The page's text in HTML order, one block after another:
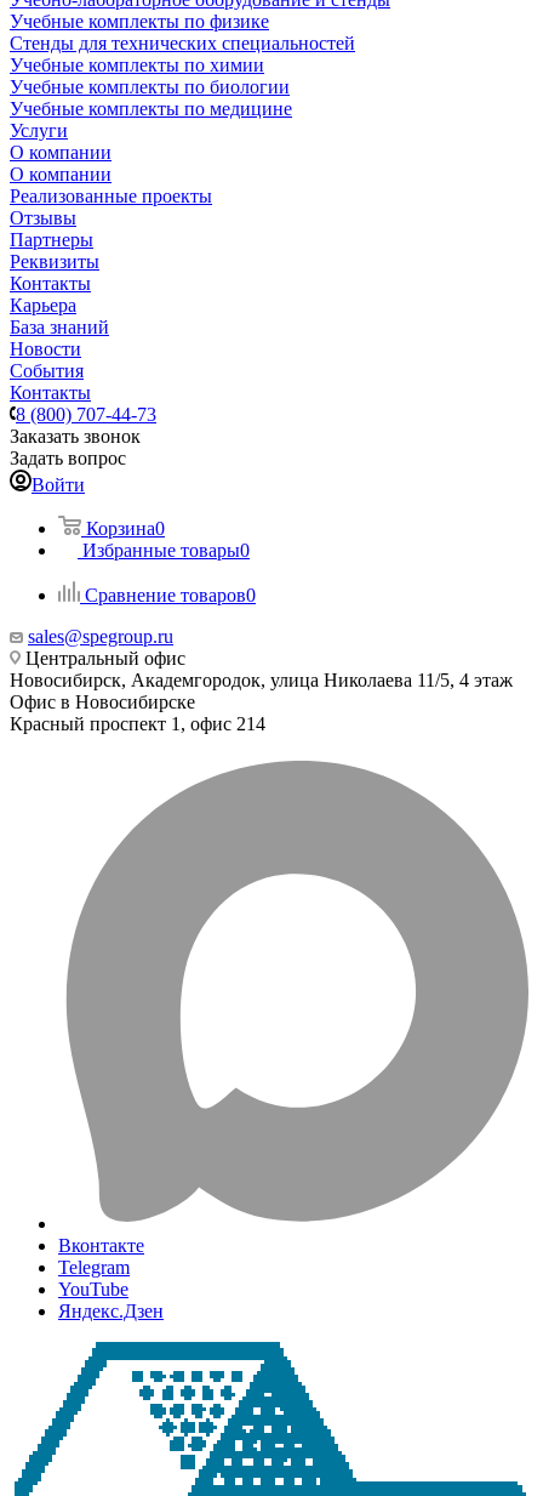
Учебные комплекты по физике
Стенды для технических специальностей
Учебные комплекты по химии
Учебные комплекты по биологии
Учебные комплекты по медицине
Услуги
О компании
О компании
Реализованные проекты
Отзывы
Партнеры
Реквизиты
Контакты
Карьера
База знаний
Новости
События
Контакты
8 (800) 707-44-73
Заказать звонок
Задать вопрос
Войти
Корзина0
Избранные товары0
Сравнение товаров0
sales@spegroup.ru
Центральный офис
Новосибирск, Академгородок, улица Николаева 11/5, 4 этаж
Офис в Новосибирске
Красный проспект 1, офис 214
Вконтакте
Telegram
YouTube
Яндекс.Дзен